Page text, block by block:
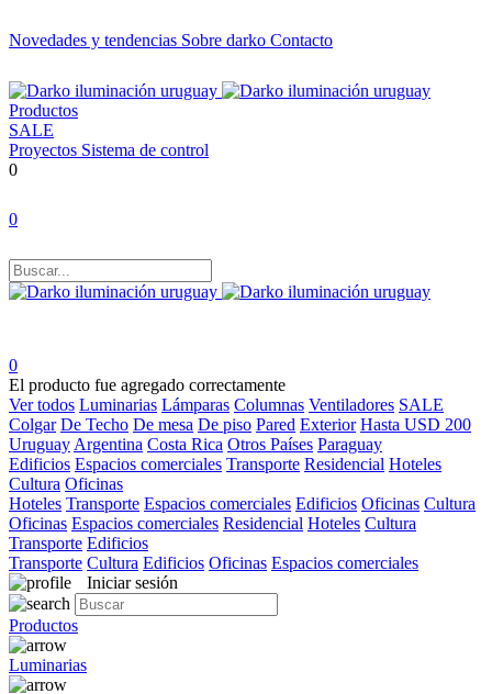
Novedades y tendencias Sobre darko Contacto
Productos
SALE
Proyectos Sistema de control
0
0
0
El producto fue agregado correctamente
Ver todos Luminarias Lámparas Columnas Ventiladores SALE
Colgar De Techo De mesa De piso Pared Exterior Hasta USD 200
Uruguay Argentina Costa Rica Otros Países Paraguay
Edificios Espacios comerciales Transporte Residencial Hoteles
Cultura Oficinas
Hoteles Transporte Espacios comerciales Edificios Oficinas Cultura
Oficinas Espacios comerciales Residencial Hoteles Cultura
Transporte Edificios
Transporte Cultura Edificios Oficinas Espacios comerciales
Iniciar sesión
Productos
Luminarias